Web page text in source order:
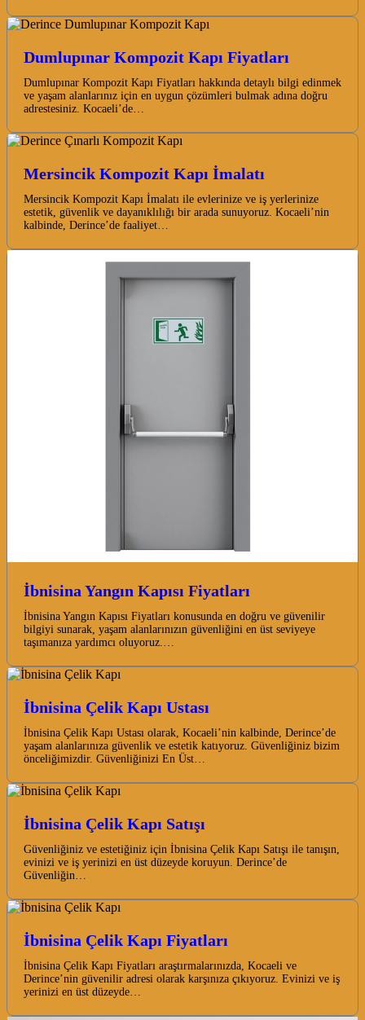
Dumlupınar Kompozit Kapı Fiyatları
Dumlupınar Kompozit Kapı Fiyatları hakkında detaylı bilgi edinmek
ve yaşam alanlarınız için en uygun çözümleri bulmak adına doğru
adrestesiniz. Kocaeli’de…
Mersincik Kompozit Kapı İmalatı
Mersincik Kompozit Kapı İmalatı ile evlerinize ve iş yerlerinize
estetik, güvenlik ve dayanıklılığı bir arada sunuyoruz. Kocaeli’nin
kalbinde, Derince’de faaliyet…
İbnisina Yangın Kapısı Fiyatları
İbnisina Yangın Kapısı Fiyatları konusunda en doğru ve güvenilir
bilgiyi sunarak, yaşam alanlarınızın güvenliğini en üst seviyeye
taşımanıza yardımcı oluyoruz.…
İbnisina Çelik Kapı Ustası
İbnisina Çelik Kapı Ustası olarak, Kocaeli’nin kalbinde, Derince’de
yaşam alanlarınıza güvenlik ve estetik katıyoruz. Güvenliğiniz bizim
önceliğimizdir. Güvenliğinizi En Üst…
İbnisina Çelik Kapı Satışı
Güvenliğiniz ve estetiğiniz için İbnisina Çelik Kapı Satışı ile tanışın,
evinizi ve iş yerinizi en üst düzeyde koruyun. Derince’de
Güvenliğin…
İbnisina Çelik Kapı Fiyatları
İbnisina Çelik Kapı Fiyatları araştırmalarınızda, Kocaeli ve
Derince’nin güvenilir adresi olarak karşınıza çıkıyoruz. Evinizi ve iş
yerinizi en üst düzeyde…